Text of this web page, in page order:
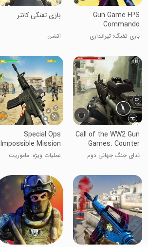
Gun Game FPS
Commando
Shooting
بازی تفنگ: تیراندازی
بازی تفنگی کانتر
اکشن
Call of the WW2 Gun
Games: Counter
War Strike Duty
ندای جنگ جهانی دوم
Special Ops
Impossible Mission
عملیات ویژه: ماموریت